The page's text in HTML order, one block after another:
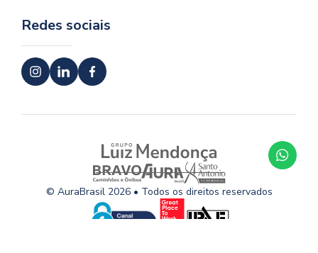
Redes sociais
© AuraBrasil 2026 • Todos os direitos reservados